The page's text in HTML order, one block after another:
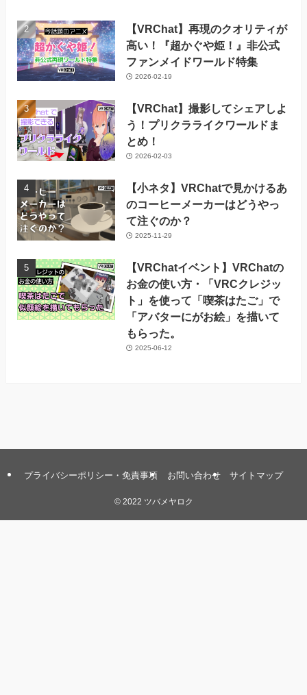
【VRChat】再現のクオリティが
高い！『超かぐや姫！』非公式
ファンメイドワールド特集
2026-02-19
【VRChat】撮影してシェアしよ
う！プリクラライクワールドま
とめ！
2026-02-03
【小ネタ】VRChatで見かけるあ
のコーヒーメーカーはどうやっ
て注ぐのか？
2025-11-29
【VRChatイベント】VRChatの
お金の使い方・「VRCクレジッ
ト」を使って「喫茶はたご」で
「アバターにがお絵」を描いて
もらった。
2025-06-12
プライバシーポリシー・免責事項 お問い合わせ サイトマップ
©2022 ツバメヤロク